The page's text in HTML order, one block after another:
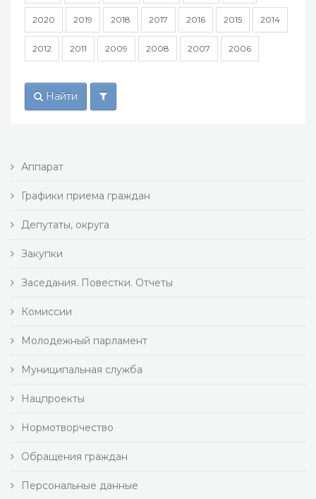
2020 2019 2018 2017 2016 2015 2014
2012 2011 2009 2008 2007 2006
Найти
Аппарат
Графики приема граждан
Депутаты, округа
Закупки
Заседания. Повестки. Отчеты
Комиссии
Молодежный парламент
Муниципальная служба
Нацпроекты
Нормотворчество
Обращения граждан
Персональные данные